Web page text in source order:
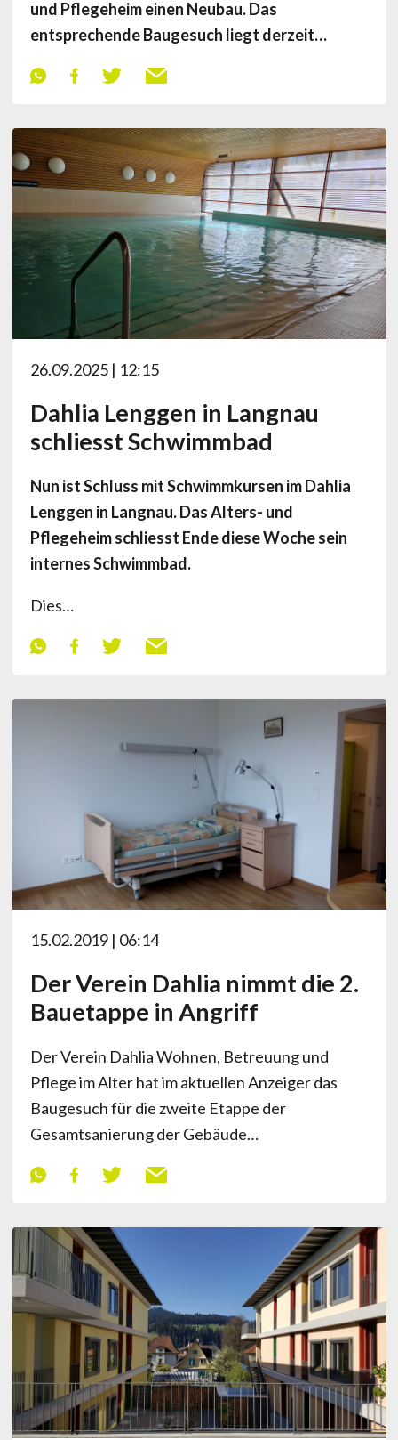
und Pflegeheim einen Neubau. Das
entsprechende Baugesuch liegt derzeit…
26.09.2025 | 12:15
Dahlia Lenggen in Langnau
schliesst Schwimmbad
Nun ist Schluss mit Schwimmkursen im Dahlia
Lenggen in Langnau. Das Alters- und
Pflegeheim schliesst Ende diese Woche sein
internes Schwimmbad.
Dies…
15.02.2019 | 06:14
Der Verein Dahlia nimmt die 2.
Bauetappe in Angriff
Der Verein Dahlia Wohnen, Betreuung und
Pflege im Alter hat im aktuellen Anzeiger das
Baugesuch für die zweite Etappe der
Gesamtsanierung der Gebäude…